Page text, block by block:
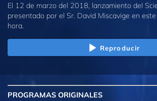
El 12 de marzo del 2018, lanzamiento del
presentado por el Sr. David Miscavige en
hora.
Reproducir
PROGRAMAS ORIGINALES